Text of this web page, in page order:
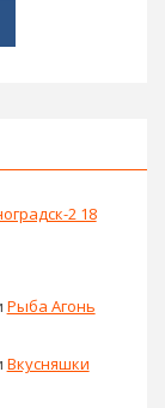
2 18
Рыба Агонь
Вкусняшки